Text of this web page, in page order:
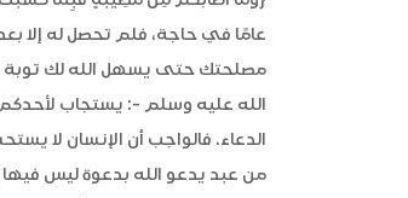
عامًا في حاجة، فلم تحصل له إلا
مصلحتك حتى يسهل الله لك توبة
الله عليه وسلم -: يستجاب
الدعاء. فالواجب أن الإنسان لا
من عبد يدعو الله بدعوة ليس فيها